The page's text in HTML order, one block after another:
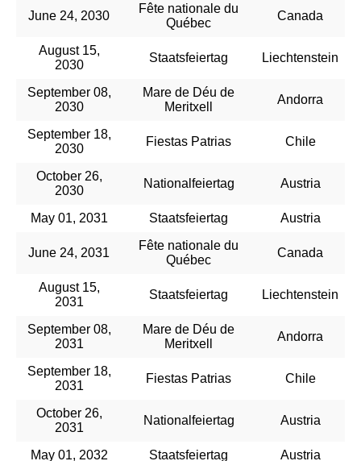
June 24, 2030
Fête nationale du
Québec
Canada
August 15,
2030
Staatsfeiertag Liechtenstein
September 08,
2030
Mare de Déu de
Meritxell
Andorra
September 18,
2030
Fiestas Patrias Chile
October 26,
2030
Nationalfeiertag Austria
May 01, 2031 Staatsfeiertag Austria
June 24, 2031
Fête nationale du
Québec
Canada
August 15,
2031
Staatsfeiertag Liechtenstein
September 08,
2031
Mare de Déu de
Meritxell
Andorra
September 18,
2031
Fiestas Patrias Chile
October 26,
2031
Nationalfeiertag Austria
May 01, 2032 Staatsfeiertag Austria